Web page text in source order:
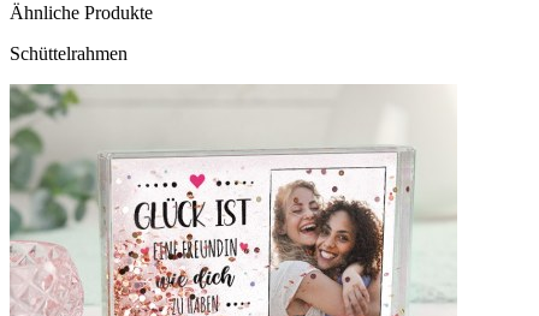
Ähnliche Produkte
Schüttelrahmen